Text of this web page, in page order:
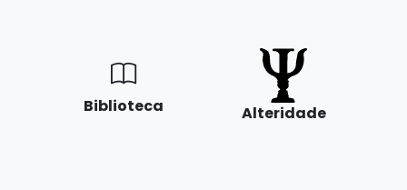
Biblioteca Alteridade